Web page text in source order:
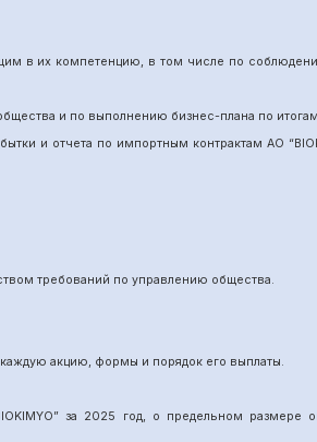
в их компетенцию, в том числе по
и по выполнению бизнес-плана по
и отчета по импортным контрактам АО
требований по управлению общества.
акцию, формы и порядок его выплаты.
” за 2025 год, о предельном размере